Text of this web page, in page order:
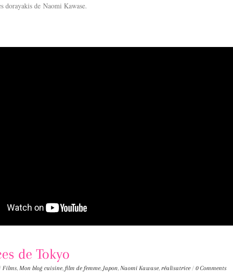
dorayakis de Naomi Kawase.
de Tokyo
/ Films, Mon blog cuisine, film de femme, Japon, Naomi Kawase, réalisatrice / 0 Comments